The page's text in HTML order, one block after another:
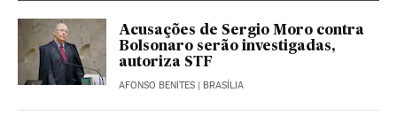
Acusações de Sergio Moro contra
Bolsonaro serão investigadas,
autoriza STF
AFONSO BENITES | BRASÍLIA